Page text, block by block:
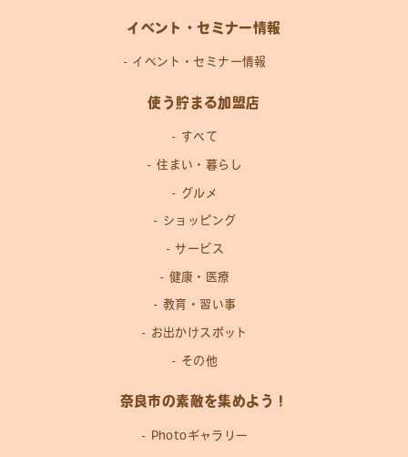
イベント・セミナー情報
イベント・セミナー情報
使う貯まる加盟店
すべて
住まい・暮らし
グルメ
ショッピング
サービス
健康・医療
教育・習い事
お出かけスポット
その他
奈良市の素敵を集めよう！
Photoギャラリー